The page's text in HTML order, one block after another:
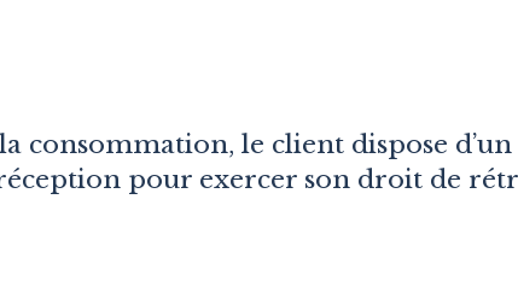
consommation, le client dispose d’un
pour exercer son droit de